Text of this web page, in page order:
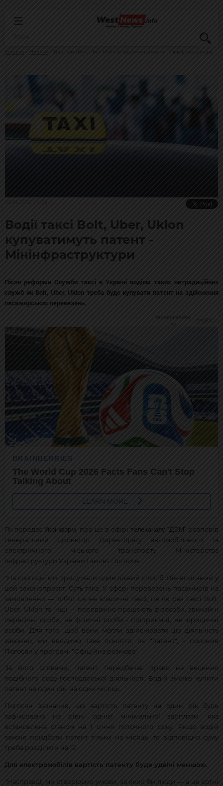
Головна Новини Водії таксі Bolt, Uber, Uklon купуватимуть патент - Мінінфраструктури
Водії таксі Bolt, Uber, Uklon
купуватимуть патент -
Мінінфраструктури
Після реформи Служби таксі в Україні водіям таких нетрадиційних
служб як Bolt, Uber, Uklon треба буде купувати патент на здійснення
пасажирських перевезень.
Як передає Укрінформ , про це в ефірі телеканалу "ДОМ" розповів
генеральний директор Директорату автомобільного та
електричного міського транспорту Міністерства
інфраструктури України Гамлет Погосян.
"На сьогодні ми придумали один дієвий спосіб. Він вписаний у
цей законопроєкт. Суть така. У сфері перевезень пасажирів на
замовлення — тобто це не класичні таксі, це як раз таксі Bolt,
Uber, Uklon та інші — переважно працюють фізособи, звичайні
пересічні особи, не фізичні особи - підприємці, не юридичні
особи. Для того, щоб вони могли здійснювати цю діяльність
законно, ми вводимо таке поняття, як "патент", - пояснив
Погосян у програмі "Офіційна розмова".
За його словами, патент передбачає право на ведення
подібного роду господарської діяльності. Водій зможе купити
патент на один рік, на один місяць.
Погосян зазначив, що вартість патенту на один рік буде
зафіксована на рівні однієї мінімальної зарплати, яка
встановлена станом на 1 січня поточного року. Якщо водій
захоче придбати патент тільки на місяць, то відповідно суму
треба розділити на 12.
Для електромобілів вартість патенту буде удвічі меншою.
"Насправді, ми створюємо умови, за яких би люди — а це сотні